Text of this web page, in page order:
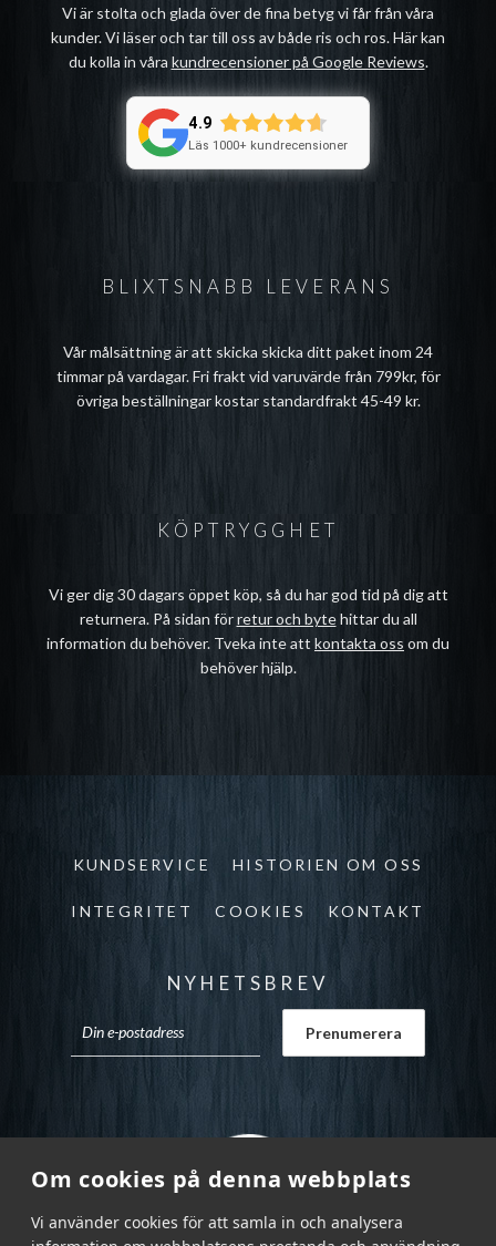
Om cookies på denna webbplats
Vi använder cookies för att samla in och analysera
BLIXTSNABB LEVERANS
Vår målsättning är att skicka skicka ditt paket inom 24
timmar på vardagar. Fri frakt vid varuvärde från 799kr, för
övriga beställningar kostar standardfrakt 45-49 kr.
Vi är stolta och glada över de fina betyg vi får från våra
kunder. Vi läser och tar till oss av både ris och ros. Här kan
du kolla in våra kundrecensioner på Google Reviews.
4.9
Läs 1000+ kundrecensioner
KÖPTRYGGHET
Vi ger dig 30 dagars öppet köp, så du har god tid på dig att
returnera. På sidan förretur och bytehittar du all
information du behöver. Tveka inte att kontakta oss om du
behöver hjälp.
KUNDSERVICE HISTORIEN OM OSS
INTEGRITET COOKIES KONTAKT
NYHETSBREV